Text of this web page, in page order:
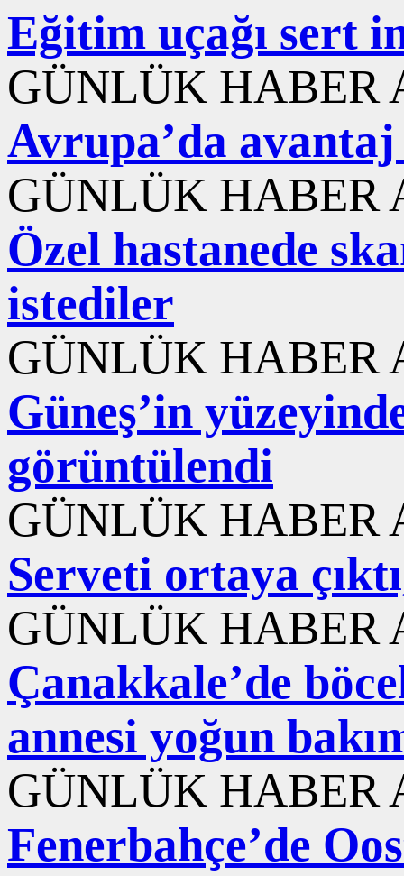
Eğitim uçağı sert
GÜNLÜK HABER
Avrupa’da
GÜNLÜK HABER
Özel hastanede
istediler
GÜNLÜK HABER
Güneş’in
görüntülendi
GÜNLÜK HABER
Serveti ortaya
GÜNLÜK HABER
Çanakkale’de
annesi yoğun
GÜNLÜK HABER
Fenerbahçe’de